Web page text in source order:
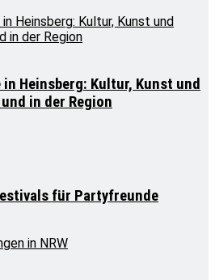
Heinsberg: Kultur, Kunst und
in der Region
für Partyfreunde